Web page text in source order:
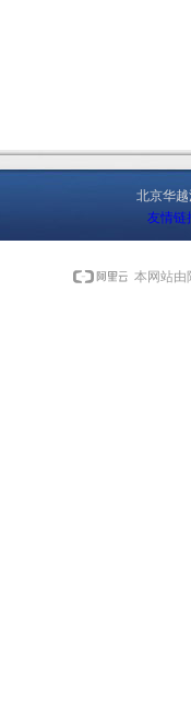
北京华
友情链
本网站由